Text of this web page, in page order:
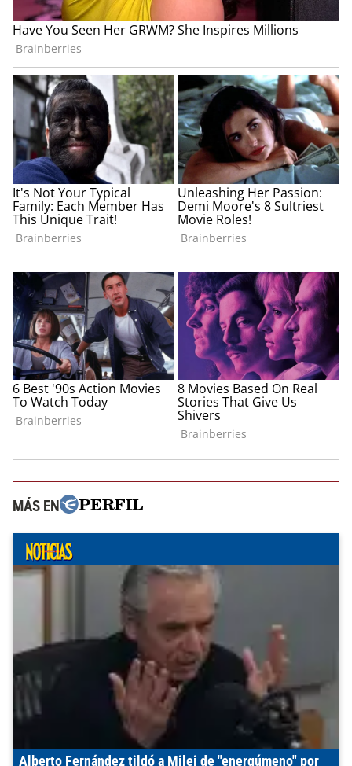
MÁS EN
Alberto Fernández tildó a Milei de "energúmeno" por